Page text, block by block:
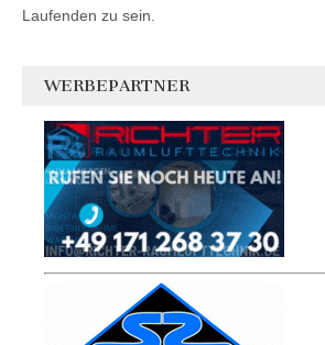
Laufenden zu sein.
WERBEPARTNER